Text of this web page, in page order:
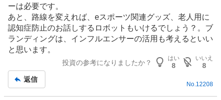
ーは必要です。
あと、路線を変えれば、 eスポーツ関連グッズ、老人用に
認知症防止のお話しするロボットもいけるでしょう？。ブ
ランディングは、インフルエンサーの活用も考えるといい
と思います。
投資の参考になりましたか？
はい
8
いいえ
8
返信
No.12208